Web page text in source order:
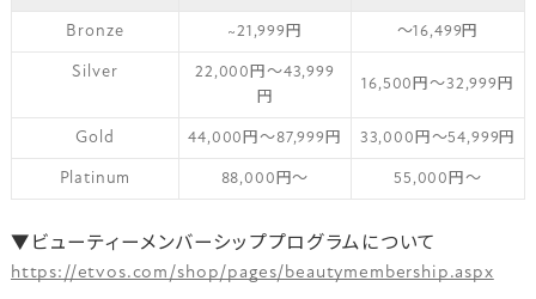
Bronze ~21,999円 ～16,499円
Silver
22,000円～43,999
円
16,500円～32,999円
Gold 44,000円～87,999円 33,000円～54,999円
Platinum 88,000円～ 55,000円～
▼ビューティーメンバーシッププログラムについて
https://etvos.com/shop/pages/beautymembership.aspx